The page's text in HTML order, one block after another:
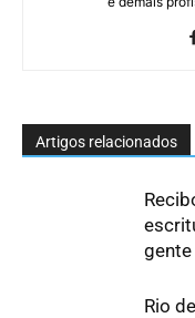
Artigos relacionados
Rio